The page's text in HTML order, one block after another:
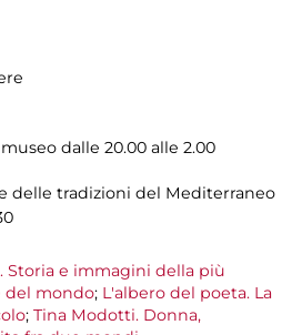
dalle 20.00 alle 2.00
delle tradizioni del Mediterraneo
Storia e immagini della più
del mondo; L'albero del poeta. La
; Tina Modotti. Donna,